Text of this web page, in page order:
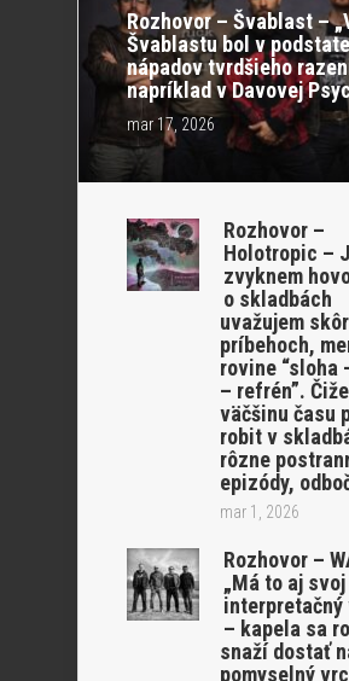
Rozhovor – Švablast –
Švablastu bol v
nápadov tvrdšieho
napríklad v Davovej
mar 17, 2026
Rozhovor –
Holotropic –
zvyknem
o skladbách
uvažujem
príbehoch,
rovine “sloha
– refrén”.
väčšinu času
robit v
rôzne
epizódy,
mar 1, 2026
Rozhovor –
„Má to aj svoj
interpretačný
– kapela sa
snaží dostať
pomyselný